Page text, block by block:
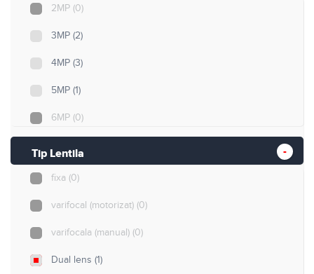
2MP (0)
3MP (2)
4MP (3)
5MP (1)
6MP (0)
12MP(0)
16MP (0)
Tip Lentila
fixa (0)
varifocal (motorizat) (0)
varifocala (manual) (0)
Dual lens (1)